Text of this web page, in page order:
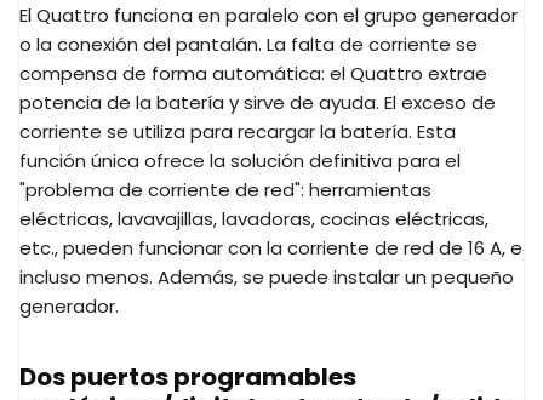
El Quattro funciona en paralelo con el grupo generador
o la conexión del pantalán. La falta de corriente se
compensa de forma automática: el Quattro extrae
potencia de la batería y sirve de ayuda. El exceso de
corriente se utiliza para recargar la batería. Esta
función única ofrece la solución definitiva para el
"problema de corriente de red": herramientas
eléctricas, lavavajillas, lavadoras, cocinas eléctricas,
etc., pueden funcionar con la corriente de red de 16 A, e
incluso menos. Además, se puede instalar un pequeño
generador.
Dos puertos programables